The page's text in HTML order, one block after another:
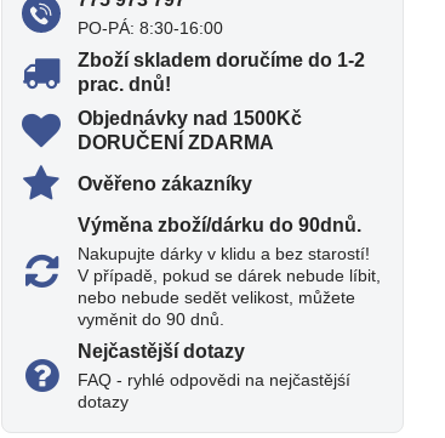
PO-PÁ: 8:30-16:00
Zboží skladem doručíme do 1-2
prac​. dnů!
Objednávky nad 1500Kč
DORUČENÍ ZDARMA
Ověřeno zákazníky
Výměna zboží/dárku do 90dnů​.
Nakupujte dárky v klidu a bez starostí!
V případě, pokud se dárek nebude líbit,
nebo nebude sedět velikost, můžete
vyměnit do 90 dnů.
Nejčastější dotazy
FAQ - ryhlé odpovědi na nejčastějśí
dotazy